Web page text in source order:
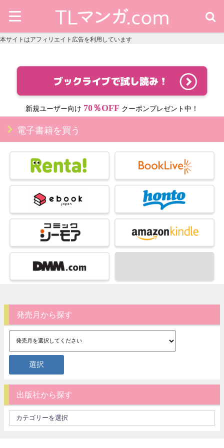
本サイトはアフィリエイト広告を利用しています
新規ユーザー向け 70％OFF クーポンプレゼント中！
電子書籍を買う
発売月から探す
出版社から探す